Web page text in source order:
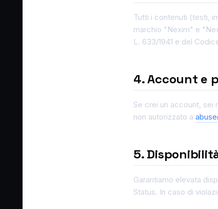
Tutti i contenuti (testi,
marchio "Nexim" e
L. 633/1941 e del
4. Account e
Se crei un account, sei
non autorizzato a
5.
Garantiamo elevata
Status. In caso di